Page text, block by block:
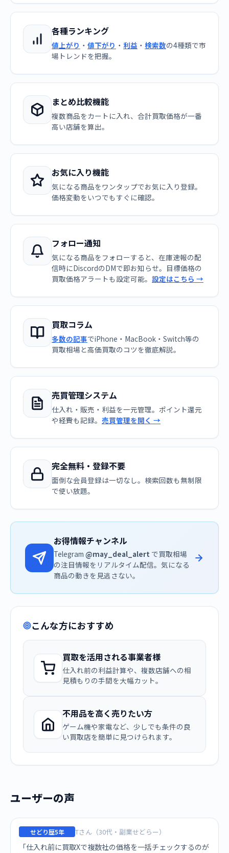
各種ランキング
値上がり ・ 値下がり ・ 利益 ・ 検索数の4種類で市
場トレンドを把握。
まとめ比較機能
複数商品をカートに入れ、合計買取価格が一番
高い店舗を算出。
お気に入り機能
気になる商品をワンタップでお気に入り登録。
価格変動をいつでもすぐに確認。
フォロー通知
気になる商品をフォローすると、在庫速報の配
信時にDiscordのDMで即お知らせ。目標価格の
買取価格アラートも設定可能。 設定はこちら →
買取コラム
多数の記事でiPhone・MacBook・Switch等の
買取相場と高価買取のコツを徹底解説。
売買管理システム
仕入れ・販売・利益を一元管理。ポイント還元
や経費も記録。 売買管理を開く →
完全無料・登録不要
面倒な会員登録は一切なし。検索回数も無制限
で使い放題。
お得情報チャンネル
Telegram @may_deal_alert で買取相場
の注目情報をリアルタイム配信。気になる
商品の動きを見逃さない。
こんな方におすすめ
買取を活用される事業者様
仕入れ前の利益計算や、複数店舗への相
見積もりの手間を大幅カット。
不用品を高く売りたい方
ゲーム機や家電など、少しでも条件の良
い買取店を簡単に見つけられます。
ユーザーの声
せどり歴5年 Tさん（30代・副業せどらー）
「仕入れ前に買取Xで複数社の価格を一括チェックするのが